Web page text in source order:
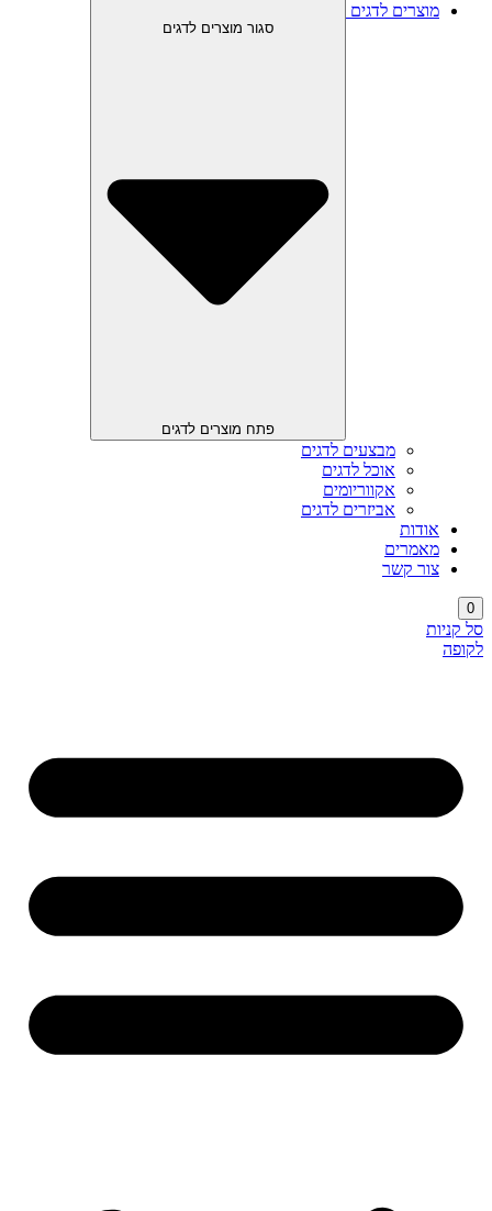
מוצרים לדגים
סגור מוצרים לדגים
פתח מוצרים לדגים
מבצעים לדגים
אוכל לדגים
אקווריומים
אביזרים לדגים
אודות
מאמרים
צור קשר
0
סל קניות
לקופה